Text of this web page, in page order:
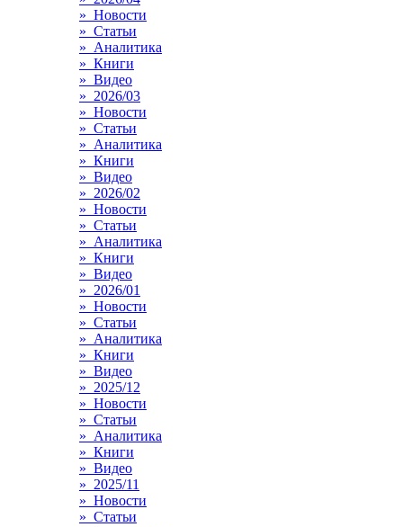
» Новости
» Статьи
» Аналитика
» Книги
» Видео
» 2026/03
» Новости
» Статьи
» Аналитика
» Книги
» Видео
» 2026/02
» Новости
» Статьи
» Аналитика
» Книги
» Видео
» 2026/01
» Новости
» Статьи
» Аналитика
» Книги
» Видео
» 2025/12
» Новости
» Статьи
» Аналитика
» Книги
» Видео
» 2025/11
» Новости
» Статьи